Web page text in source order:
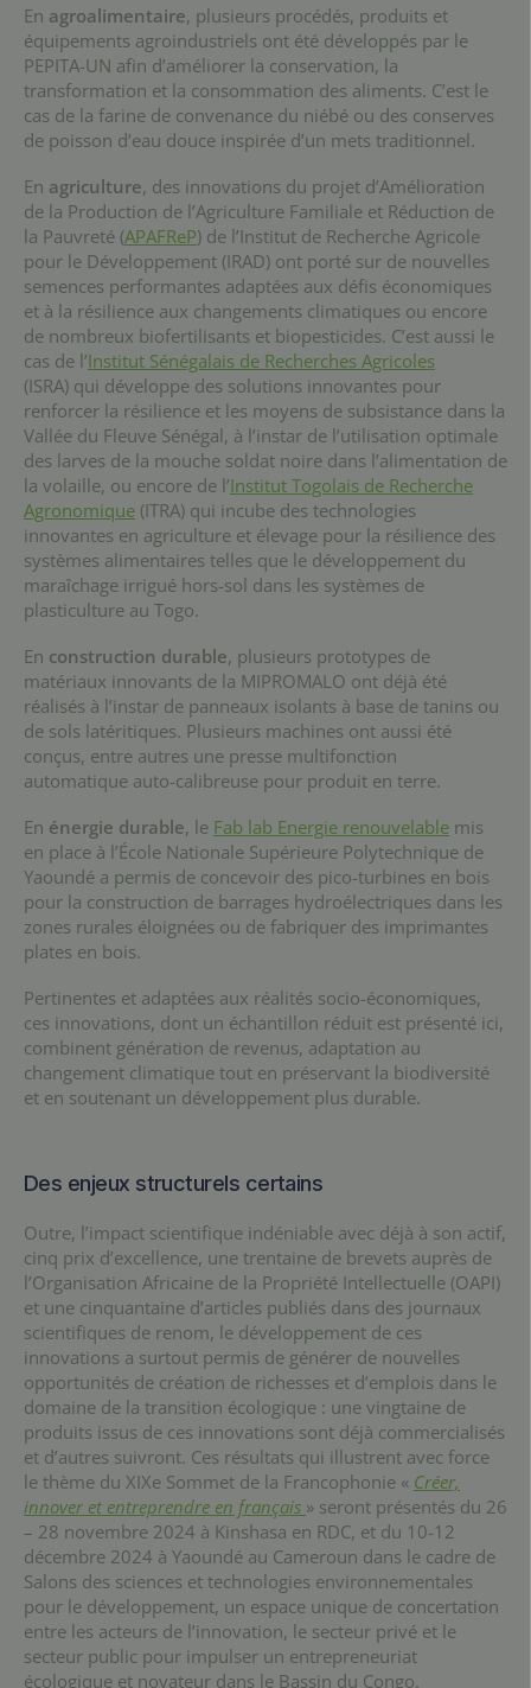
En agroalimentaire, plusieurs procédés, produits et
équipements agroindustriels ont été développés par le
PEPITA-UN afin d’améliorer la conservation, la
transformation et la consommation des aliments. C’est le
cas de la farine de convenance du niébé ou des conserves
de poisson d’eau douce inspirée d’un mets traditionnel.
En agriculture, des innovations du projet d’Amélioration
de la Production de l’Agriculture Familiale et Réduction de
la Pauvreté (APAFReP) de l’Institut de Recherche Agricole
pour le Développement (IRAD) ont porté sur de nouvelles
semences performantes adaptées aux défis économiques
et à la résilience aux changements climatiques ou encore
de nombreux biofertilisants et biopesticides. C’est aussi le
cas de l’Institut Sénégalais de Recherches Agricoles
(ISRA) qui développe des solutions innovantes pour
renforcer la résilience et les moyens de subsistance dans la
Vallée du Fleuve Sénégal, à l’instar de l’utilisation optimale
des larves de la mouche soldat noire dans l’alimentation de
la volaille, ou encore de l’Institut Togolais de Recherche
Agronomique (ITRA) qui incube des technologies
innovantes en agriculture et élevage pour la résilience des
systèmes alimentaires telles que le développement du
maraîchage irrigué hors-sol dans les systèmes de
plasticulture au Togo.
En construction durable, plusieurs prototypes de
matériaux innovants de la MIPROMALO ont déjà été
réalisés à l’instar de panneaux isolants à base de tanins ou
de sols latéritiques. Plusieurs machines ont aussi été
conçus, entre autres une presse multifonction
automatique auto-calibreuse pour produit en terre.
En énergie durable, le Fab lab Energie renouvelable mis
en place à l’École Nationale Supérieure Polytechnique de
Yaoundé a permis de concevoir des pico-turbines en bois
pour la construction de barrages hydroélectriques dans les
zones rurales éloignées ou de fabriquer des imprimantes
plates en bois.
Pertinentes et adaptées aux réalités socio-économiques,
ces innovations, dont un échantillon réduit est présenté ici,
combinent génération de revenus, adaptation au
changement climatique tout en préservant la biodiversité
et en soutenant un développement plus durable.
Des enjeux structurels certains
Outre, l’impact scientifique indéniable avec déjà à son actif,
cinq prix d’excellence, une trentaine de brevets auprès de
l’Organisation Africaine de la Propriété Intellectuelle (OAPI)
et une cinquantaine d’articles publiés dans des journaux
scientifiques de renom, le développement de ces
innovations a surtout permis de générer de nouvelles
opportunités de création de richesses et d’emplois dans le
domaine de la transition écologique : une vingtaine de
produits issus de ces innovations sont déjà commercialisés
et d’autres suivront. Ces résultats qui illustrent avec force
le thème du XIXe Sommet de la Francophonie « Créer,
innover et entreprendre en français » seront présentés du 26
– 28 novembre 2024 à Kinshasa en RDC, et du 10-12
décembre 2024 à Yaoundé au Cameroun dans le cadre de
Salons des sciences et technologies environnementales
pour le développement, un espace unique de concertation
entre les acteurs de l’innovation, le secteur privé et le
secteur public pour impulser un entrepreneuriat
écologique et novateur dans le Bassin du Congo.